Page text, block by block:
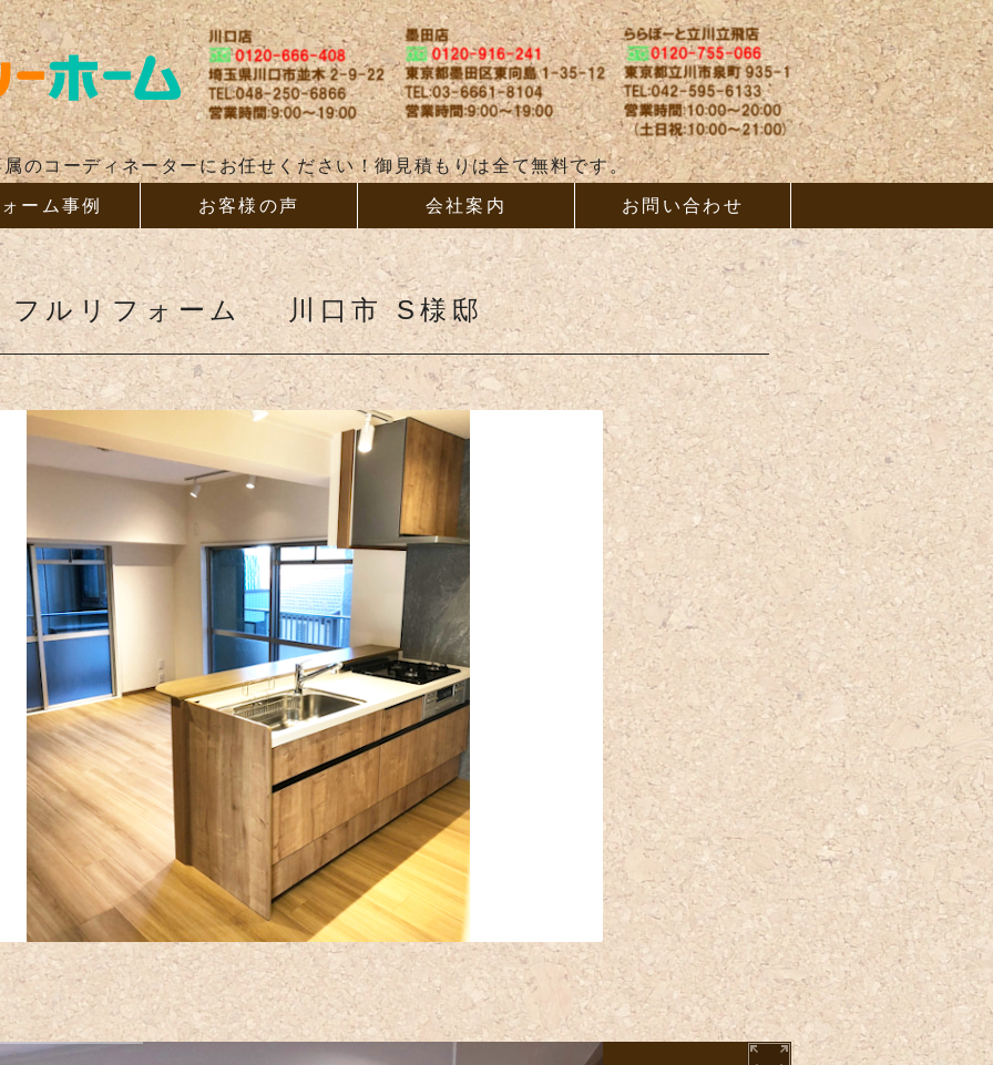
リフォーム、増改築なら
のコーディネーターにお任せください！御見積もりは全て無料です。
ーム事例 お客様の声 会社案内 お問い合わせ
フルリフォーム 川口市 S様邸